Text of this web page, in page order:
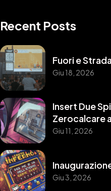
Recent Posts
Fuori e
Giu 18, 2026
Insert Due
Zerocalcare
Giu 11, 2026
Giu 3, 2026